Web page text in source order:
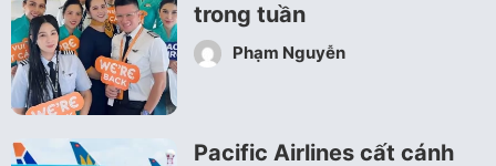
trong tuần
Phạm Nguyễn
Pacific Airlines cất cánh